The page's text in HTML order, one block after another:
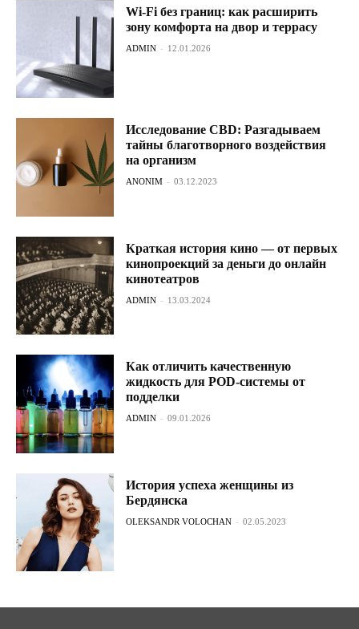
Wi-Fi без границ: как расширить
зону комфорта на двор и террасу
ADMIN - 12.01.2026
Исследование CBD: Разгадываем
тайны благотворного воздействия
на организм
ANONIM - 03.12.2023
Краткая история кино — от первых
кинопроекций за деньги до онлайн
кинотеатров
ADMIN - 13.03.2024
Как отличить качественную
жидкость для POD-системы от
подделки
ADMIN - 09.01.2026
История успеха женщины из
Бердянска
OLEKSANDR VOLOCHAN - 02.05.2023